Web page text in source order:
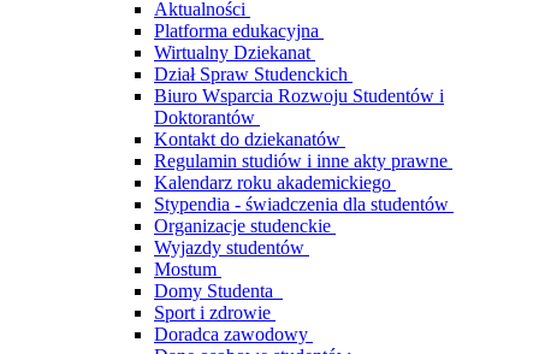
Aktualności
Platforma edukacyjna
Wirtualny Dziekanat
Dział Spraw Studenckich
Biuro Wsparcia Rozwoju Studentów i
Doktorantów
Kontakt do dziekanatów
Regulamin studiów i inne akty prawne
Kalendarz roku akademickiego
Stypendia - świadczenia dla studentów
Organizacje studenckie
Wyjazdy studentów
Mostum
Domy Studenta
Sport i zdrowie
Doradca zawodowy